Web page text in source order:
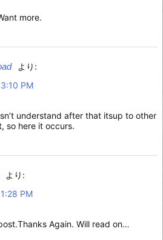
more.
より:
PM
understand after that itsup to other
so here it occurs.
より:
PM
Again. Will read on…